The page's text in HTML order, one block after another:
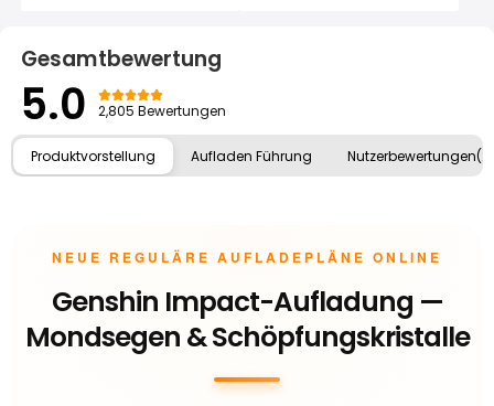
Gesamtbewertung
5.0 2,805 Bewertungen
Produktvorstellung Aufladen Führung
NEUE REGULÄRE AUFLADEPLÄNE ONLINE
Genshin Impact-Aufladung —
Mondsegen & Schöpfungskristalle